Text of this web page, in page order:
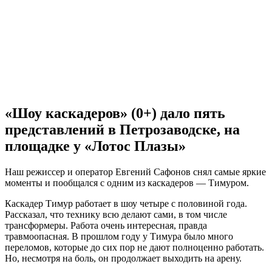
«Шоу каскадеров» (0+) дало пять
представлений в Петрозаводске, на
площадке у «Лотос Плазы»
Наш режиссер и оператор Евгений Сафонов снял самые яркие
моменты и пообщался с одним из каскадеров — Тимуром.
Каскадер Тимур работает в шоу четыре с половиной года.
Рассказал, что технику всю делают сами, в том числе
трансформеры. Работа очень интересная, правда
травмоопасная. В прошлом году у Тимура было много
переломов, которые до сих пор не дают полноценно работать.
Но, несмотря на боль, он продолжает выходить на арену.